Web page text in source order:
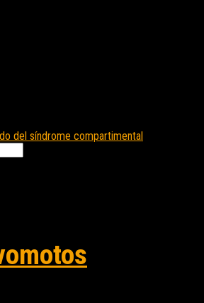
del síndrome compartimental